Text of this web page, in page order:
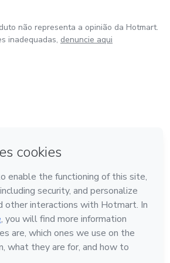
não representa a opinião da Hotmart.
inadequadas, denuncie aqui